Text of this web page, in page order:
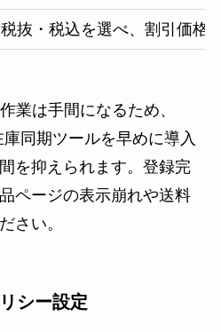
税抜・税込を選べ、割引価格
業は手間になるため、
同期ツールを早めに導入
を抑えられます。登録完
ページの表示崩れや送料
さい。
シー設定